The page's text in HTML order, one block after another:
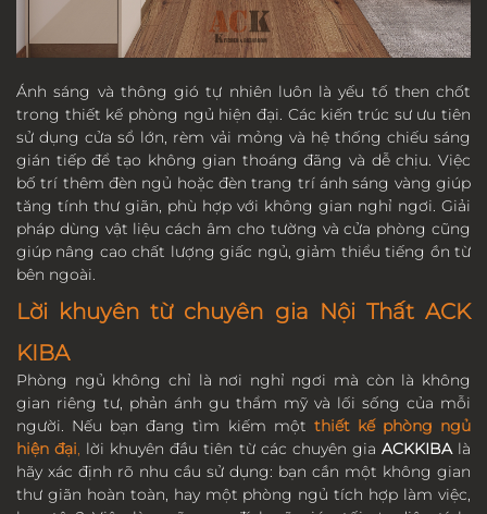
Ánh sáng và thông gió tự nhiên luôn là yếu tố then chốt
trong thiết kế phòng ngủ hiện đại. Các kiến trúc sư ưu tiên
sử dụng cửa sổ lớn, rèm vải mỏng và hệ thống chiếu sáng
gián tiếp để tạo không gian thoáng đãng và dễ chịu. Việc
bố trí thêm đèn ngủ hoặc đèn trang trí ánh sáng vàng giúp
tăng tính thư giãn, phù hợp với không gian nghỉ ngơi. Giải
pháp dùng vật liệu cách âm cho tường và cửa phòng cũng
giúp nâng cao chất lượng giấc ngủ, giảm thiểu tiếng ồn từ
bên ngoài.
Lời khuyên từ chuyên gia Nội Thất ACK
KIBA
Phòng ngủ không chỉ là nơi nghỉ ngơi mà còn là không
gian riêng tư, phản ánh gu thẩm mỹ và lối sống của mỗi
người. Nếu bạn đang tìm kiếm một thiết kế phòng ngủ
hiện đại, lời khuyên đầu tiên từ các chuyên gia ACKKIBAlà
hãy xác định rõ nhu cầu sử dụng: bạn cần một không gian
thư giãn hoàn toàn, hay một phòng ngủ tích hợp làm việc,